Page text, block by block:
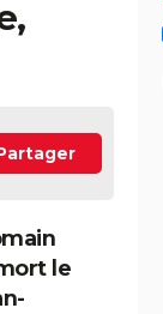
le